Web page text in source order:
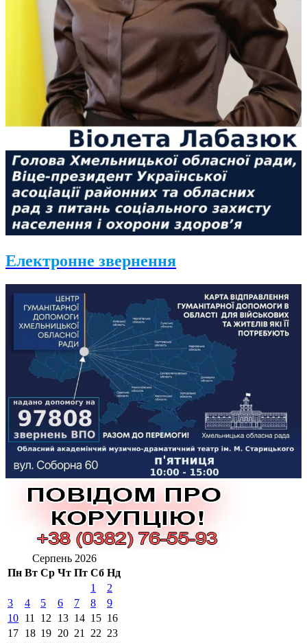
Електронне звернення
Серпень 2026
Пн Вт Ср Чт Пт Сб Нд
1
2
3
4 5 6 7 8
9
10 11 12 13 14 15 16
17 18 19 20 21 22 23